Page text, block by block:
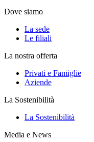
Dove siamo
La sede
Le filiali
La nostra offerta
Privati e Famiglie
Aziende
La Sostenibilità
La Sostenibilità
Media e News